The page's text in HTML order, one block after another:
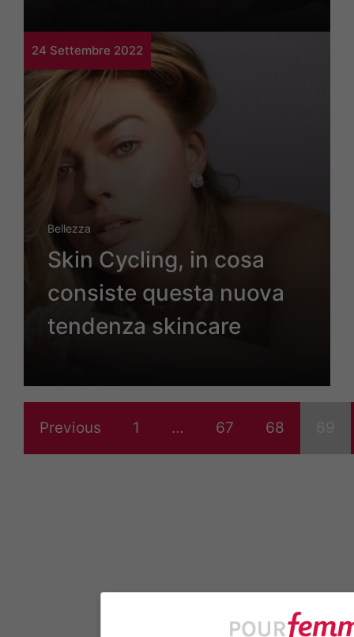
24 Settembre 2022
Bellezza
Skin Cycling, in cosa
consiste questa nuova
tendenza skincare
Previous 1 … 67 68